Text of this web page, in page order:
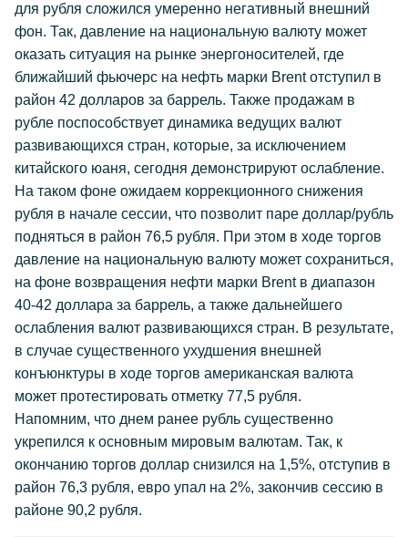
для рубля сложился умеренно негативный внешний
фон. Так, давление на национальную валюту может
оказать ситуация на рынке энергоносителей, где
ближайший фьючерс на нефть марки Brent отступил в
район 42 долларов за баррель. Также продажам в
рубле поспособствует динамика ведущих валют
развивающихся стран, которые, за исключением
китайского юаня, сегодня демонстрируют ослабление.
На таком фоне ожидаем коррекционного снижения
рубля в начале сессии, что позволит паре доллар/рубль
подняться в район 76,5 рубля. При этом в ходе торгов
давление на национальную валюту может сохраниться,
на фоне возвращения нефти марки Brent в диапазон
40-42 доллара за баррель, а также дальнейшего
ослабления валют развивающихся стран. В результате,
в случае существенного ухудшения внешней
конъюнктуры в ходе торгов американская валюта
может протестировать отметку 77,5 рубля.
Напомним, что днем ранее рубль существенно
укрепился к основным мировым валютам. Так, к
окончанию торгов доллар снизился на 1,5%, отступив в
район 76,3 рубля, евро упал на 2%, закончив сессию в
районе 90,2 рубля.